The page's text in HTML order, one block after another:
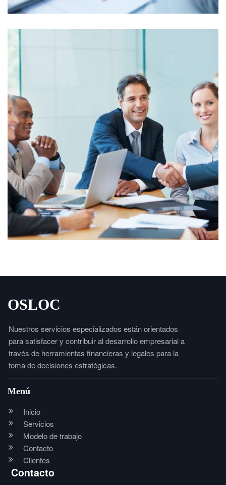
OSLOC
Nuestros servicios especializados están orientados
para satisfacer y contribuir al desarrollo empresarial a
través de herramientas financieras y legales para la
toma de decisiones estratégicas.
Menú
Inicio
Servicios
Modelo de trabajo
Contacto
Clientes
Contacto